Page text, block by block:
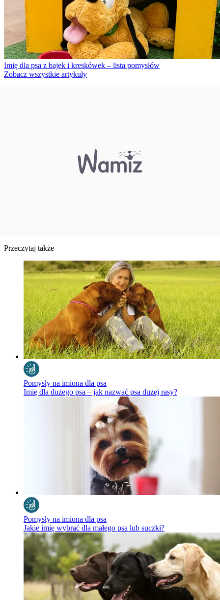
Imię dla psa z bajek i kreskówek – lista pomysłów
Zobacz wszystkie artykuły
Przeczytaj także
Pomysły na imiona dla psa
Imię dla dużego psa – jak nazwać psa dużej rasy?
Pomysły na imiona dla psa
Jakie imię wybrać dla małego psa lub suczki?